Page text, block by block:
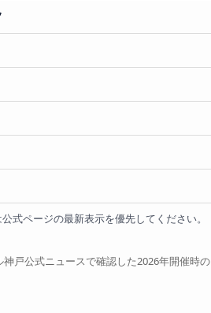
ページの最新表示を優先してください。
戸公式ニュースで確認した2026年開催時の